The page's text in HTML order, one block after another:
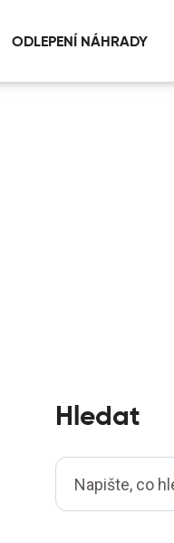
ODLEPENÍ NÁHRADY
Hledat